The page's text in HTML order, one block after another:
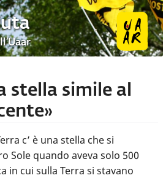
stella simile al
c’ è una stella che si
Sole quando aveva solo 500
in cui sulla Terra si stavano